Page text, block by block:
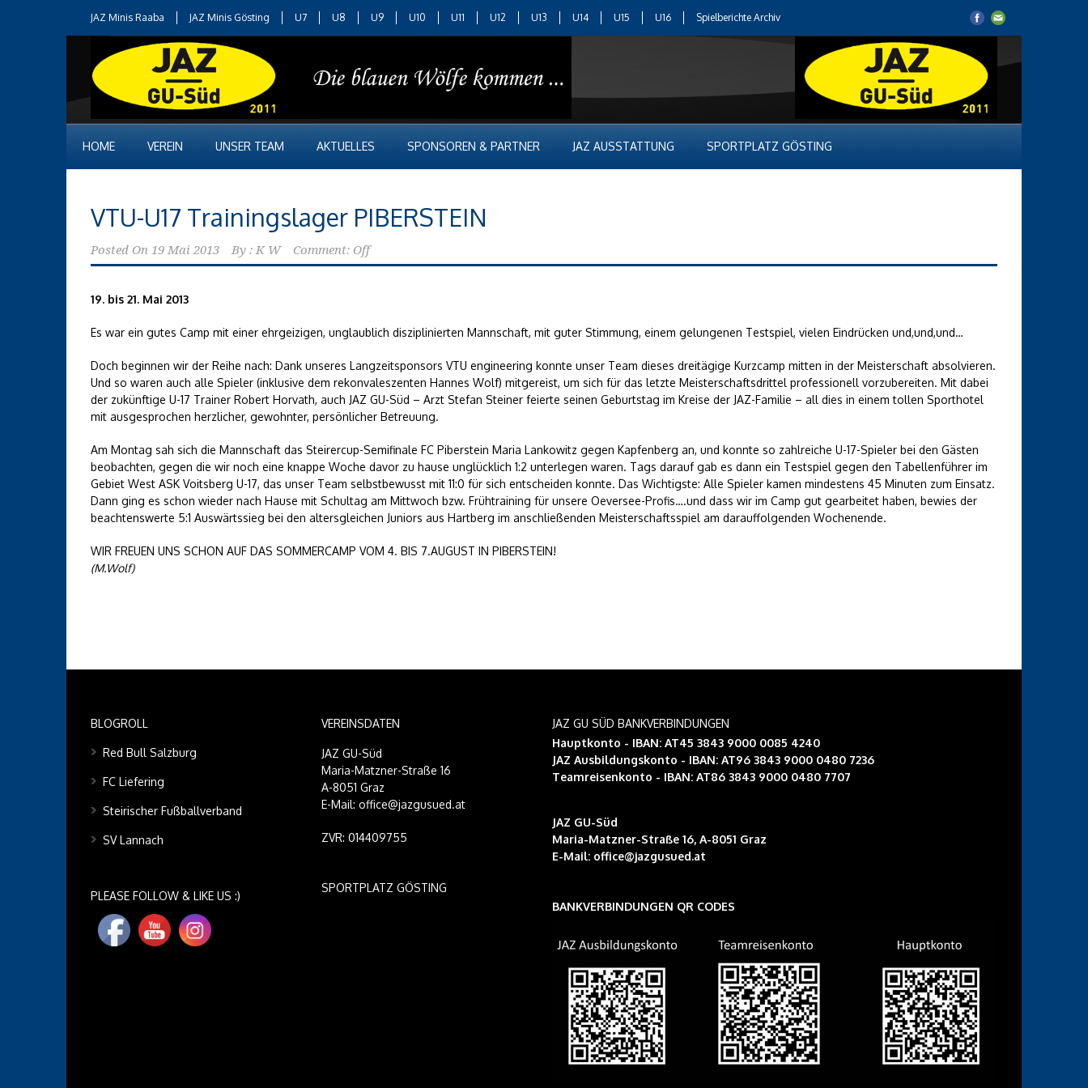
JAZ Minis Raaba JAZ Minis Gösting U7 U8 U9 U10 U11 U12 U13 U14 U15 U16 Spielberichte Archiv
HOME VEREIN UNSER TEAM AKTUELLES SPONSOREN & PARTNER JAZ AUSSTATTUNG SPORTPLATZ GÖSTING
VTU-U17 Trainingslager PIBERSTEIN
Posted On 19 Mai 2013 By : K W Comment: Off
19. bis 21. Mai 2013
Es war ein gutes Camp mit einer ehrgeizigen, unglaublich disziplinierten Mannschaft, mit guter Stimmung, einem gelungenen Testspiel, vielen Eindrücken und,und,und…
Doch beginnen wir der Reihe nach: Dank unseres Langzeitsponsors VTU engineering konnte unser Team dieses dreitägige Kurzcamp mitten in der Meisterschaft absolvieren.
Und so waren auch alle Spieler (inklusive dem rekonvaleszenten Hannes Wolf) mitgereist, um sich für das letzte Meisterschaftsdrittel professionell vorzubereiten. Mit dabei
der zukünftige U-17 Trainer Robert Horvath, auch JAZ GU-Süd – Arzt Stefan Steiner feierte seinen Geburtstag im Kreise der JAZ-Familie – all dies in einem tollen Sporthotel
mit ausgesprochen herzlicher, gewohnter, persönlicher Betreuung.
Am Montag sah sich die Mannschaft das Steirercup-Semifinale FC Piberstein Maria Lankowitz gegen Kapfenberg an, und konnte so zahlreiche U-17-Spieler bei den Gästen
beobachten, gegen die wir noch eine knappe Woche davor zu hause unglücklich 1:2 unterlegen waren. Tags darauf gab es dann ein Testspiel gegen den Tabellenführer im
Gebiet West ASK Voitsberg U-17, das unser Team selbstbewusst mit 11:0 für sich entscheiden konnte. Das Wichtigste: Alle Spieler kamen mindestens 45 Minuten zum Einsatz.
Dann ging es schon wieder nach Hause mit Schultag am Mittwoch bzw. Frühtraining für unsere Oeversee-Profis….und dass wir im Camp gut gearbeitet haben, bewies der
beachtenswerte 5:1 Auswärtssieg bei den altersgleichen Juniors aus Hartberg im anschließenden Meisterschaftsspiel am darauffolgenden Wochenende.
WIR FREUEN UNS SCHON AUF DAS SOMMERCAMP VOM 4. BIS 7.AUGUST IN PIBERSTEIN!
(M.Wolf)
BLOGROLL
Red Bull Salzburg
FC Liefering
Steirischer Fußballverband
SV Lannach
PLEASE FOLLOW & LIKE US :)
VEREINSDATEN
JAZ GU-Süd
Maria-Matzner-Straße 16
A-8051 Graz
E-Mail: office@jazgusued.at
ZVR: 014409755
SPORTPLATZ GÖSTING
JAZ GU SÜD BANKVERBINDUNGEN
Hauptkonto - IBAN: AT45 3843 9000 0085 4240
JAZ Ausbildungskonto - IBAN: AT96 3843 9000 0480 7236
Teamreisenkonto - IBAN: AT86 3843 9000 0480 7707
JAZ GU-Süd
Maria-Matzner-Straße 16, A-8051 Graz
E-Mail: office@jazgusued.at
BANKVERBINDUNGEN QR CODES